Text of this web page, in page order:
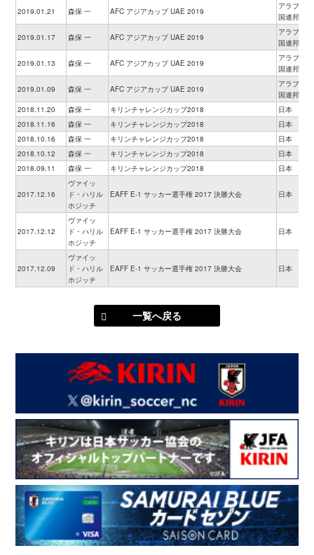
2019.01.21 森保 一 AFC アジアカップ UAE 2019
アラブ首長
国連邦
2019.01.17 森保 一 AFC アジアカップ UAE 2019
アラブ首長
国連邦
2019.01.13 森保 一 AFC アジアカップ UAE 2019
アラブ首長
国連邦
2019.01.09 森保 一 AFC アジアカップ UAE 2019
アラブ首長
国連邦
2018.11.20
森保 一 キリンチャレンジカップ2018
日本
2018.11.16
森保 一 キリンチャレンジカップ2018
日本
2018.10.16
森保 一 キリンチャレンジカップ2018
日本
2018.10.12
森保 一 キリンチャレンジカップ2018
日本
2018.09.11
森保 一 キリンチャレンジカップ2018 日本
2017.12.16
ヴァイッ
ド・ハリル
ホジッチ
EAFF E-1 サッカー選手権 2017 決勝大会 日本
2017.12.12
ヴァイッ
ド・ハリル
ホジッチ
EAFF E-1 サッカー選手権 2017 決勝大会 日本
2017.12.09
ヴァイッ
ド・ハリル
ホジッチ
EAFF E-1 サッカー選手権 2017 決勝大会 日本
一覧へ戻る